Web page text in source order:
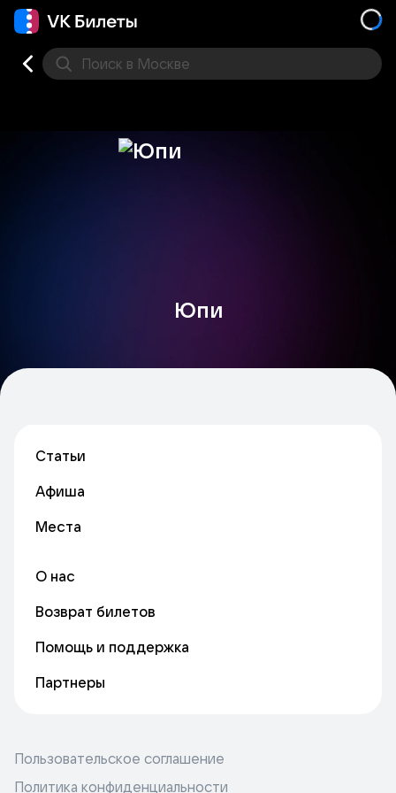
Поиск в Москве
Юпи
Статьи
Афиша
Места
О нас
Возврат билетов
Помощь и поддержка
Партнеры
Пользовательское соглашение
Политика конфиденциальности